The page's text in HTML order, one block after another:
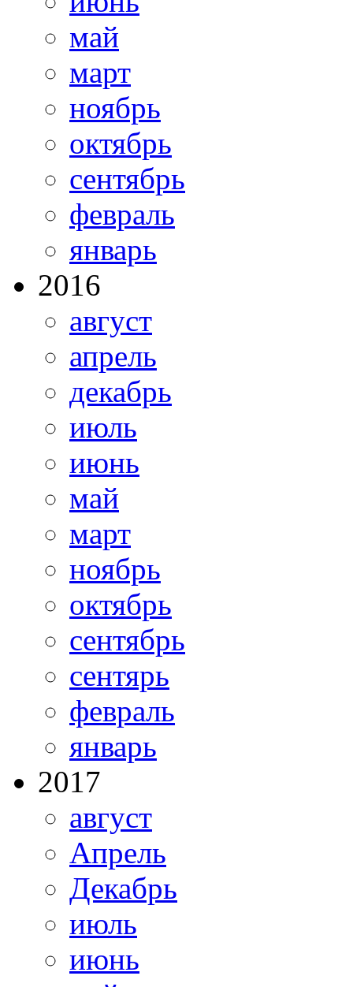
май
март
ноябрь
октябрь
сентябрь
февраль
январь
2016
август
апрель
декабрь
июль
июнь
май
март
ноябрь
октябрь
сентябрь
сентярь
февраль
январь
2017
август
Апрель
Декабрь
июль
июнь